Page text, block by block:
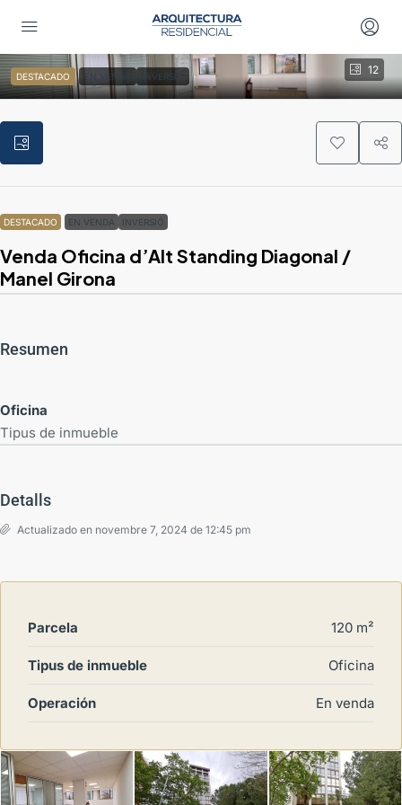
12
DESTACADO EN VENDA INVERSIÓ
DESTACADO EN VENDA INVERSIÓ
Venda Oficina d’Alt Standing Diagonal /
Manel Girona
Resumen
Oficina
Tipus de inmueble
Detalls
Actualizado en novembre 7, 2024 de 12:45 pm
Parcela 120 m²
Tipus de inmueble Oficina
Operación En venda